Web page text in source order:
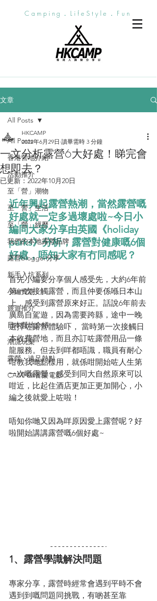
Camping．LifeStyle．Fun
文章
All Posts
香港營地介紹
活動推介
至「營」潮物
至「營」生活
至「營」經歷
我們的本地露營品牌
露營blogger分享
新手入坑系列
小編實測
旅遊推介
日本營地介紹
潮流玩樂
露營・遠足熱點
CAMPER音樂電影
All Posts
一文分析露營6大好處！睇完會
想即去？
HKCAMP
2022年6月29日 讀畢需時 3 分鐘
已更新： 2022年10月20日
近年興起露營熱潮，當然露營嘅
好處就一定多過壞處啦~今日小
編同大家分享由英國《holiday
parks》分析，露營對健康嘅6個
好處，唔知大家有冇同感呢？
首先小編要分享個人感受先，大約6年前
第一次接觸露營，而且仲要係喺日本山
上，感受到露營原來好正。話說6年前去
廣島自駕遊，因為需要跨縣，途中一晚
選擇咗露營體驗吓， 當時第一次接觸日
本收費營地，而且亦訂咗露營用品一條
龍服務。但去到咩都唔識，職員有耐心
咁教我哋點樣用，就係咁開始咗人生第
一次嘅露營，感受到同大自然原來可以
咁近，比起住酒店更加正更加開心，小
編之後就愛上咗啦！
唔知你哋又因為咩原因愛上露營呢？好
啦開始講講露營嘅6個好處~
1、露營學識解決問題
專家分享，露營時經常會遇到平時不會
遇到到嘅問題同挑戰，有啲甚至靠